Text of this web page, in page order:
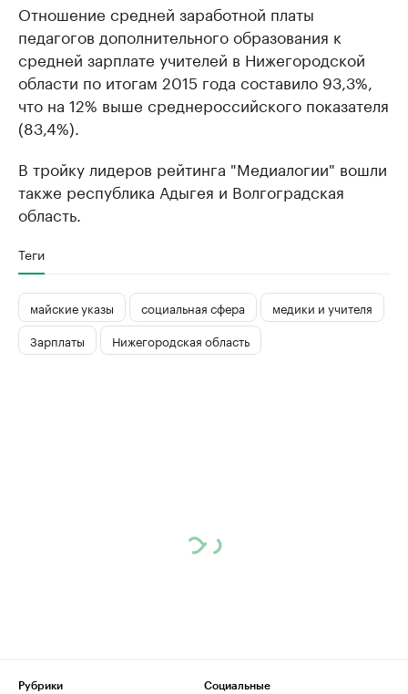
Отношение средней заработной платы
педагогов дополнительного образования к
средней зарплате учителей в Нижегородской
области по итогам 2015 года составило 93,3%,
что на 12% выше среднероссийского показателя
(83,4%).
В тройку лидеров рейтинга "Медиалогии" вошли
также республика Адыгея и Волгоградская
область.
Теги
майские указы социальная сфера
медики и учителя
Зарплаты
Нижегородская область
Рубрики
Социальные